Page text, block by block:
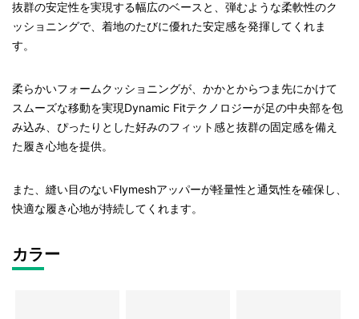
抜群の安定性を実現する幅広のベースと、弾むような柔軟性のク
ッショニングで、着地のたびに優れた安定感を発揮してくれま
す。
柔らかいフォームクッショニングが、かかとからつま先にかけて
スムーズな移動を実現Dynamic Fitテクノロジーが足の中央部を包
み込み、ぴったりとした好みのフィット感と抜群の固定感を備え
た履き心地を提供。
また、縫い目のないFlymeshアッパーが軽量性と通気性を確保し、
快適な履き心地が持続してくれます。
カラー